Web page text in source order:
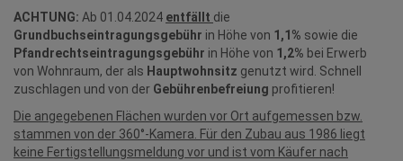
ACHTUNG: Ab 01.04.2024 entfällt die
Grundbuchseintragungsgebühr in Höhe von 1,1% sowie die
Pfandrechtseintragungsgebühr in Höhe von 1,2% bei Erwerb
von Wohnraum, der als Hauptwohnsitz genutzt wird. Schnell
zuschlagen und von der Gebührenbefreiung profitieren!
Die angegebenen Flächen wurden vor Ort aufgemessen bzw.
stammen von der 360°-Kamera. Für den Zubau aus 1986 liegt
keine Fertigstellungsmeldung vor und ist vom Käufer nach